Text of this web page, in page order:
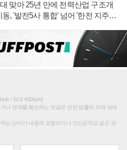
맞아 25년 만에 전력산업 구조개
동, '발전5사 통합' 넘어 '한전 지주사'
/ 최대 400byte)
나 명예를 훼손하는 댓글은 관련 법률에 의해 제재
는 단어가 내용에 포함되거나 인신공격성 글은 관